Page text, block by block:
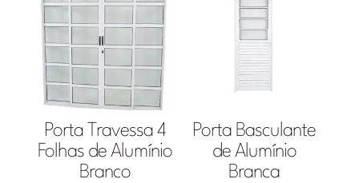
Porta Travessa 4
Folhas de Alumínio
Branco
Porta Basculante
de Alumínio
Branca